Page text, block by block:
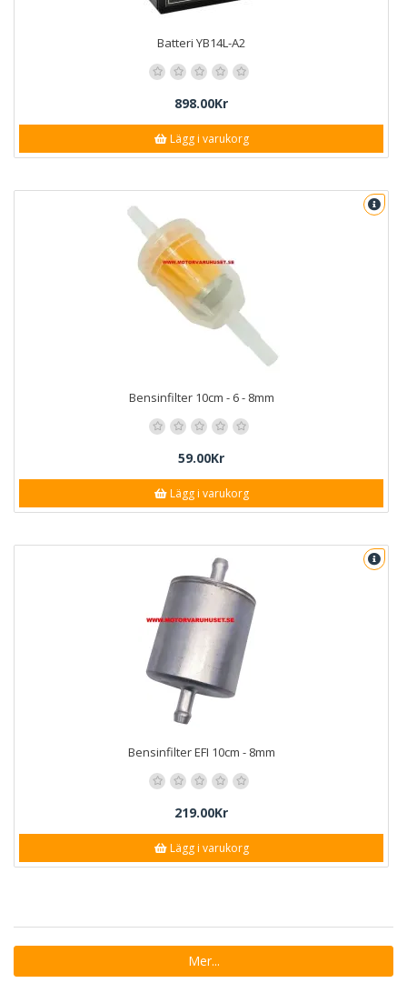
Batteri YB14L-A2
898.00Kr
Lägg i varukorg
Bensinfilter 10cm - 6 - 8mm
59.00Kr
Lägg i varukorg
Bensinfilter EFI 10cm - 8mm
219.00Kr
Lägg i varukorg
Mer...